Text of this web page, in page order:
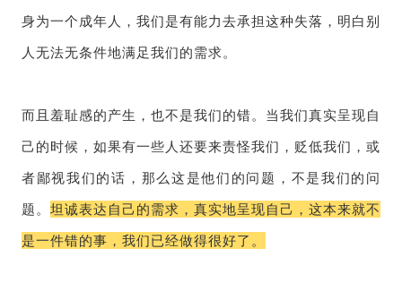
身为一个成年人，我们是有能力去承担这种失落，明白别
人无法无条件地满足我们的需求。
而且羞耻感的产生，也不是我们的错。当我们真实呈现自
己的时候，如果有一些人还要来责怪我们，贬低我们，或
者鄙视我们的话，那么这是他们的问题，不是我们的问
题。 坦诚表达自己的需求，真实地呈现自己，这本来就不
是一件错的事，我们已经做得很好了。